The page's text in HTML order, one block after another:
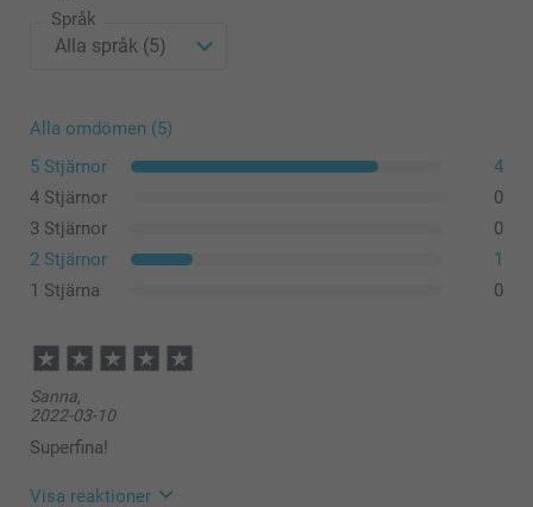
Språk
Alla omdömen (5)
5 Stjärnor
4
4 Stjärnor
0
3 Stjärnor
0
2 Stjärnor
1
1 Stjärna
0
Sanna,
2022-03-10
Superfina!
Visa reaktioner